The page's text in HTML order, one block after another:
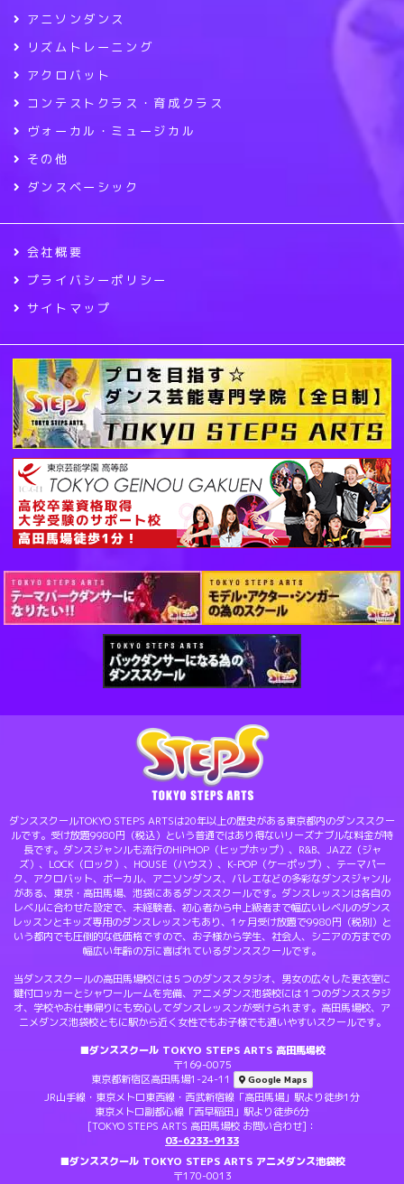
アニソンダンス
リズムトレーニング
アクロバット
コンテストクラス・育成クラス
ヴォーカル・ミュージカル
その他
ダンスベーシック
会社概要
プライバシーポリシー
サイトマップ
ダンススクールTOKYO STEPS ARTSは20年以上の歴史がある東京都内のダンススクー
ルです。受け放題9980円（税込）という普通ではあり得ないリーズナブルな料金が特
長です。ダンスジャンルも流行のHIPHOP（ヒップホップ）、R&B、JAZZ（ジャ
ズ）、LOCK（ロック）、HOUSE（ハウス）、K-POP（ケーポップ）、テーマパー
ク、アクロバット、ボーカル、アニソンダンス、バレエなどの多彩なダンスジャンル
がある、東京・高田馬場、池袋にあるダンススクールです。ダンスレッスンは各自の
レベルに合わせた設定で、未経験者、初心者から中上級者まで幅広いレベルのダンス
レッスンとキッズ専用のダンスレッスンもあり、1ヶ月受け放題で9980円（税別）と
いう都内でも圧倒的な低価格ですので、お子様から学生、社会人、シニアの方までの
幅広い年齢の方に喜ばれているダンススクールです。
当ダンススクールの高田馬場校には５つのダンススタジオ、男女の広々した更衣室に
鍵付ロッカーとシャワールームを完備、アニメダンス池袋校には１つのダンススタジ
オ、学校やお仕事帰りにも安心してダンスレッスンが受けられます。高田馬場校、ア
ニメダンス池袋校ともに駅から近く女性でもお子様でも通いやすいスクールです。
■ダンススクール TOKYO STEPS ARTS 高田馬場校
〒169-0075
東京都新宿区高田馬場1-24-11
Google Maps
JR山手線・東京メトロ東西線・西武新宿線「高田馬場」駅より徒歩1分
東京メトロ副都心線「西早稲田」駅より徒歩6分
[TOKYO STEPS ARTS 高田馬場校 お問い合わせ]：
03-6233-9133
■ダンススクール TOKYO STEPS ARTS アニメダンス池袋校
〒170-0013